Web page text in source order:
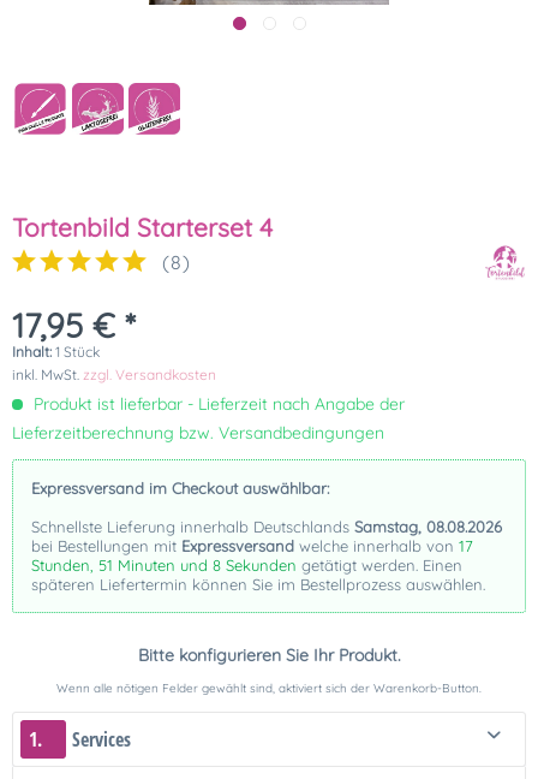
Tortenbild Starterset 4
(8)
17,95 € *
Inhalt: 1 Stück
inkl. MwSt. zzgl. Versandkosten
Produkt ist lieferbar - Lieferzeit nach Angabe der
Lieferzeitberechnung bzw. Versandbedingungen
Expressversand im Checkout auswählbar:
Schnellste Lieferung innerhalb Deutschlands Samstag, 08.08.2026
bei Bestellungen mit Expressversand welche innerhalb von 17
Stunden, 51 Minuten und 8 Sekunden getätigt werden. Einen
späteren Liefertermin können Sie im Bestellprozess auswählen.
Bitte konfigurieren Sie Ihr Produkt.
Wenn alle nötigen Felder gewählt sind, aktiviert sich der Warenkorb-Button.
1. Services